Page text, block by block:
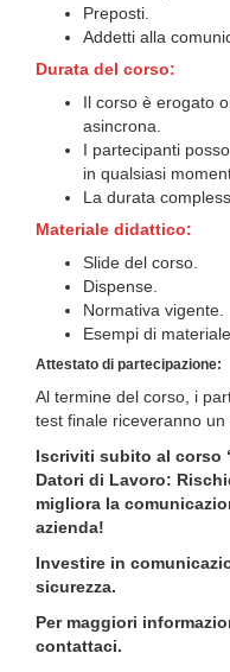
Preposti.
Addetti alla
Durata del corso:
Il corso è erogato
asincrona.
I partecipanti
in qualsiasi
La durata
Materiale didattico:
Slide del corso.
Dispense.
Normativa vigente.
Esempi di
Attestato di partecipazione:
Al termine del corso, i
test finale riceveranno
Iscriviti subito al corso
Datori di Lavoro:
migliora la
azienda!
Investire in
sicurezza.
Per maggiori
contattaci.